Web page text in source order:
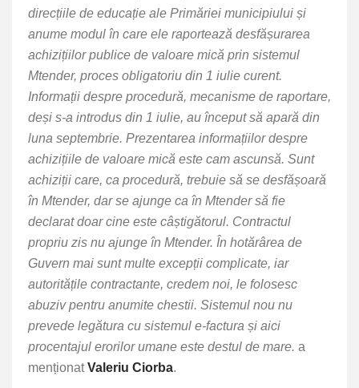
direcțiile de educație ale Primăriei municipiului și
anume modul în care ele raportează desfășurarea
achizițiilor publice de valoare mică prin sistemul
Mtender, proces obligatoriu din 1 iulie curent.
Informații despre procedură, mecanisme de raportare,
deși s-a introdus din 1 iulie, au început să apară din
luna septembrie. Prezentarea informațiilor despre
achizițiile de valoare mică este cam ascunsă. Sunt
achiziții care, ca procedură, trebuie să se desfășoară
în Mtender, dar se ajunge ca în Mtender să fie
declarat doar cine este câștigătorul. Contractul
propriu zis nu ajunge în Mtender. În hotărârea de
Guvern mai sunt multe excepții complicate, iar
autoritățile contractante, credem noi, le folosesc
abuziv pentru anumite chestii. Sistemul nou nu
prevede legătura cu sistemul e-factura și aici
procentajul erorilor umane este destul de mare. a
menționatValeriu Ciorba.